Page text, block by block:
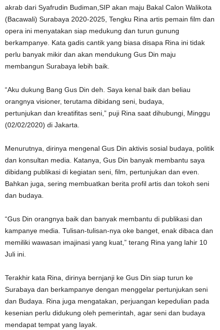
akrab dari Syafrudin Budiman,SIP akan maju Bakal Calon Walikota
(Bacawali) Surabaya 2020-2025, Tengku Rina artis pemain film dan
opera ini menyatakan siap medukung dan turun gunung
berkampanye. Kata gadis cantik yang biasa disapa Rina ini tidak
perlu banyak mikir dan akan mendukung Gus Din maju
membangun Surabaya lebih baik.
“Aku dukung Bang Gus Din deh. Saya kenal baik dan beliau
orangnya visioner, terutama dibidang seni, budaya,
pertunjukan dan kreatifitas seni,” puji Rina saat dihubungi, Minggu
(02/02/2020) di Jakarta.
Menurutnya, dirinya mengenal Gus Din aktivis sosial budaya, politik
dan konsultan media. Katanya, Gus Din banyak membantu saya
dibidang publikasi di kegiatan seni, film, pertunjukan dan even.
Bahkan juga, sering membuatkan berita profil artis dan tokoh seni
dan budaya.
“Gus Din orangnya baik dan banyak membantu di publikasi dan
kampanye media. Tulisan-tulisan-nya oke banget, enak dibaca dan
memiliki wawasan imajinasi yang kuat,” terang Rina yang lahir 10
Juli ini.
Terakhir kata Rina, dirinya bernjanji ke Gus Din siap turun ke
Surabaya dan berkampanye dengan menggelar pertunjukan seni
dan Budaya. Rina juga mengatakan, perjuangan kepedulian pada
kesenian perlu didukung oleh pemerintah, agar seni dan budaya
mendapat tempat yang layak.